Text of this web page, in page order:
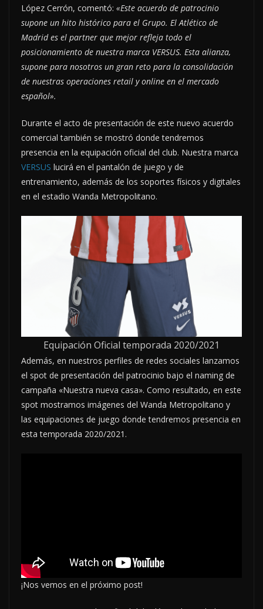
López Cerrón, comentó: «Este acuerdo de patrocinio
supone un hito histórico para el Grupo. El Atlético de
Madrid es el partner que mejor refleja todo el
posicionamiento de nuestra marca VERSUS. Esta alianza,
supone para nosotros un gran reto para la consolidación
de nuestras operaciones retail y online en el mercado
español».
Durante el acto de presentación de este nuevo acuerdo
comercial también se mostró donde tendremos
presencia en la equipación oficial del club. Nuestra marca
VERSUS lucirá en el pantalón de juego y de
entrenamiento, además de los soportes físicos y digitales
en el estadio Wanda Metropolitano.
Equipación Oficial temporada 2020/2021
Además, en nuestros perfiles de redes sociales lanzamos
el spot de presentación del patrocinio bajo el naming de
campaña «Nuestra nueva casa». Como resultado, en este
spot mostramos imágenes del Wanda Metropolitano y
las equipaciones de juego donde tendremos presencia en
esta temporada 2020/2021.
¡Nos vemos en el próximo post!